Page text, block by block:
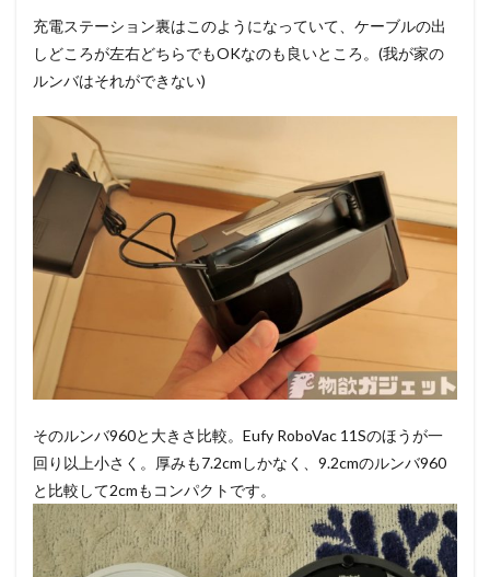
充電ステーション裏はこのようになっていて、ケーブルの出
しどころが左右どちらでもOKなのも良いところ。(我が家の
ルンバはそれができない)
そのルンバ960と大きさ比較。Eufy RoboVac 11Sのほうが一
回り以上小さく。厚みも7.2cmしかなく、9.2cmのルンバ960
と比較して2cmもコンパクトです。